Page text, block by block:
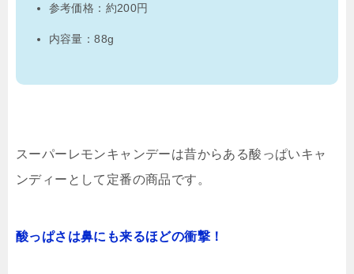
参考価格：約200円
内容量：88g
スーパーレモンキャンデーは昔からある酸っぱいキャ
ンディーとして定番の商品です。
酸っぱさは鼻にも来るほどの衝撃！